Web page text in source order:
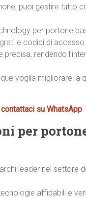
puoi gestire tutto
per portone
e codici di accesso
rendendo
voglia migliorare la
contattaci su WhatsApp
per
leader nel settore
affidabili e